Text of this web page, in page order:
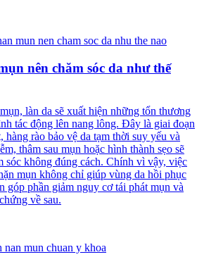
nên chăm sóc da như thế
làn da sẽ xuất hiện những tổn thương
tác động lên nang lông. Đây là giai đoạn
hàng rào bảo vệ da tạm thời suy yếu và
thâm sau mụn hoặc hình thành sẹo sẽ
sóc không đúng cách. Chính vì vậy, việc
mụn không chỉ giúp vùng da hồi phục
góp phần giảm nguy cơ tái phát mụn và
về sau.